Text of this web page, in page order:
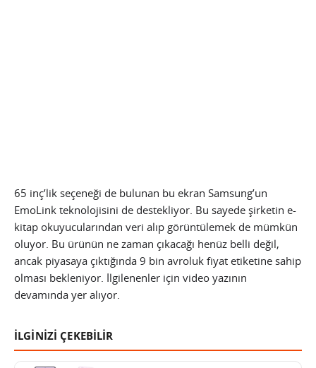
65 inç’lik seçeneği de bulunan bu ekran Samsung’un
EmoLink teknolojisini de destekliyor. Bu sayede şirketin e-
kitap okuyucularından veri alıp görüntülemek de mümkün
oluyor. Bu ürünün ne zaman çıkacağı henüz belli değil,
ancak piyasaya çıktığında 9 bin avroluk fiyat etiketine sahip
olması bekleniyor. İlgilenenler için video yazının
devamında yer alıyor.
İLGİNİZİ ÇEKEBİLİR